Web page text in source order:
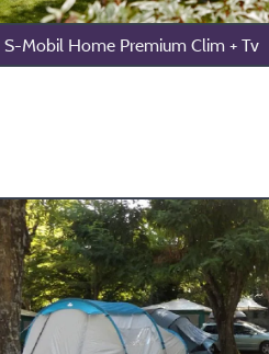
S-Mobil Home Premium Clim + Tv